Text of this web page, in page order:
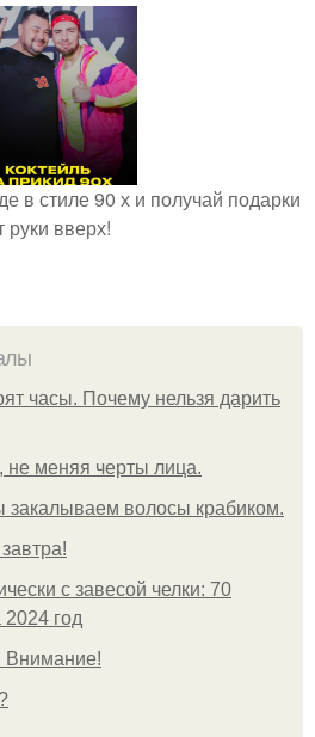
в стиле 90 х и получай подарки
руки вверх!
часы. Почему нельзя дарить
не меняя черты лица.
закалываем волосы крабиком.
с завесой челки: 70
год
Внимание!